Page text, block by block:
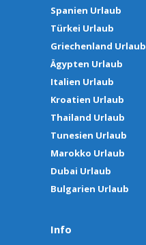
Spanien Urlaub
Türkei Urlaub
Griechenland Urlaub
Ägypten Urlaub
Italien Urlaub
Kroatien Urlaub
Thailand Urlaub
Tunesien Urlaub
Marokko Urlaub
Dubai Urlaub
Bulgarien Urlaub
Info